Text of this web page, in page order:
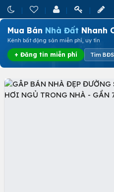
Mua Bán Nhà Đất Nhanh
Kênh bất động sản miễn phí, uy tín
+ Đăng tin miễn phí Tìm BĐS